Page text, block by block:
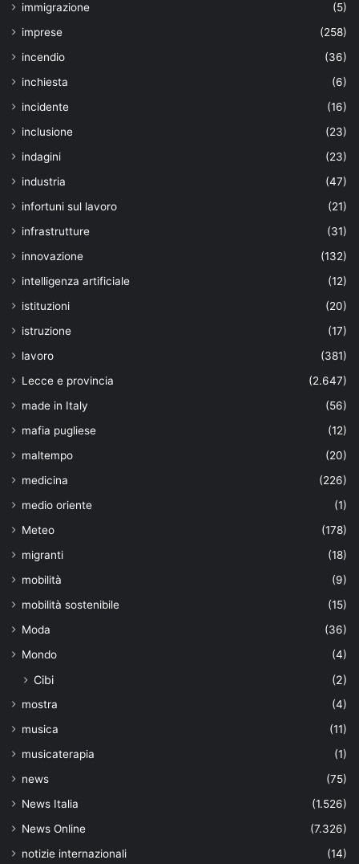
immigrazione
(5)
imprese
(258)
incendio
(36)
inchiesta
(6)
incidente
(16)
inclusione
(23)
indagini
(23)
industria
(47)
infortuni sul lavoro
(21)
infrastrutture
(31)
innovazione
(132)
intelligenza artificiale
(12)
istituzioni
(20)
istruzione
(17)
lavoro
(381)
Lecce e provincia
(2.647)
made in Italy
(56)
mafia pugliese
(12)
maltempo
(20)
medicina
(226)
medio oriente
(1)
Meteo
(178)
migranti
(18)
mobilità
(9)
mobilità sostenibile
(15)
Moda
(36)
Mondo
(4)
Cibi (2)
mostra
(4)
musica
(11)
musicaterapia
(1)
news
(75)
News Italia
(1.526)
News Online
(7.326)
notizie internazionali
(14)